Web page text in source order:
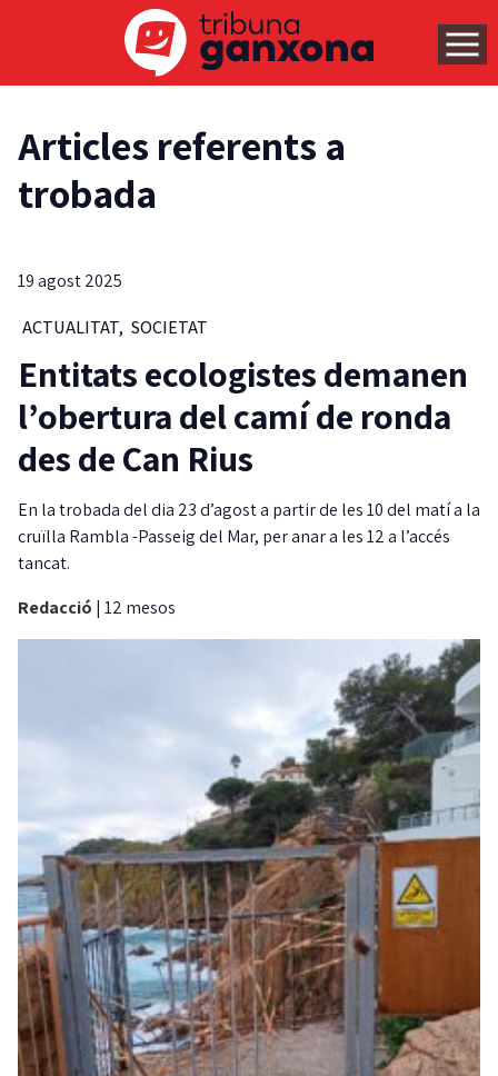
Articles referents a
trobada
19 agost 2025
ACTUALITAT, SOCIETAT
Entitats ecologistes demanen
l’obertura del camí de ronda
des de Can Rius
En la trobada del dia 23 d’agost a partir de les 10 del matí a la
cruïlla Rambla -Passeig del Mar, per anar a les 12 a l’accés
tancat.
Redacció | 12 mesos